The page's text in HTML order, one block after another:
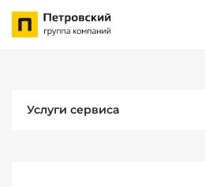
Услуги сервиса